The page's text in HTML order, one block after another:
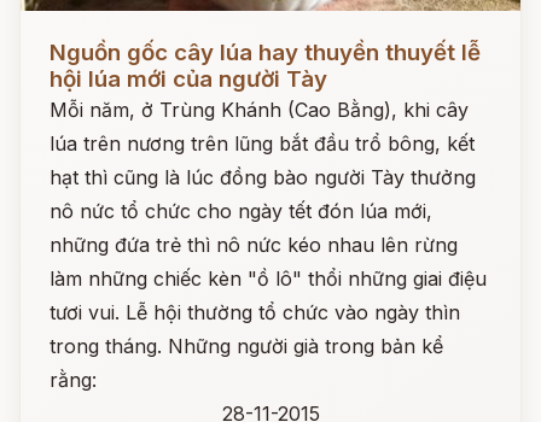
Đọc ngay
Nguồn gốc cây lúa hay thuyền thuyết lễ
hội lúa mới của người Tày
Mỗi năm, ở Trùng Khánh (Cao Bằng), khi cây
lúa trên nương trên lũng bắt đầu trổ bông, kết
hạt thì cũng là lúc đồng bào người Tày thưởng
nô nức tổ chức cho ngày tết đón lúa mới,
những đứa trẻ thì nô nức kéo nhau lên rừng
làm những chiếc kèn "ồ lô" thổi những giai điệu
tươi vui. Lễ hội thường tổ chức vào ngày thìn
trong tháng. Những người già trong bản kể
rằng:
28-11-2015